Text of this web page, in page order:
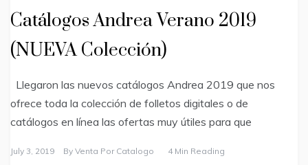
Catálogos Andrea Verano 2019
(NUEVA Colección)
Llegaron las nuevos catálogos Andrea 2019 que nos
ofrece toda la colección de folletos digitales o de
catálogos en línea las ofertas muy útiles para que
July 3, 2019 By Venta Por Catalogo 4 Min Reading